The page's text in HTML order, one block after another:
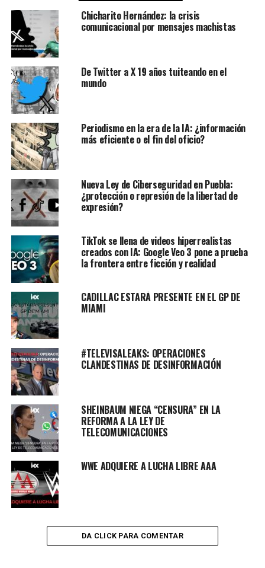
Chicharito Hernández: la crisis
comunicacional por mensajes machistas
De Twitter a X 19 años tuiteando en el
mundo
Periodismo en la era de la IA: ¿información
más eficiente o el fin del oficio?
Nueva Ley de Ciberseguridad en Puebla:
¿protección o represión de la libertad de
expresión?
TikTok se llena de videos hiperrealistas
creados con IA: Google Veo 3 pone a prueba
la frontera entre ficción y realidad
CADILLAC ESTARÁ PRESENTE EN EL GP DE
MIAMI
#TELEVISALEAKS: OPERACIONES
CLANDESTINAS DE DESINFORMACIÓN
SHEINBAUM NIEGA “CENSURA” EN LA
REFORMA A LA LEY DE
TELECOMUNICACIONES
WWE ADQUIERE A LUCHA LIBRE AAA
DA CLICK PARA COMENTAR